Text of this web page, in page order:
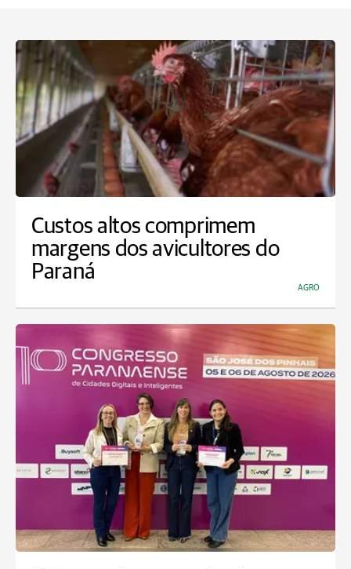
Custos altos comprimem
margens dos avicultores do
Paraná
AGRO